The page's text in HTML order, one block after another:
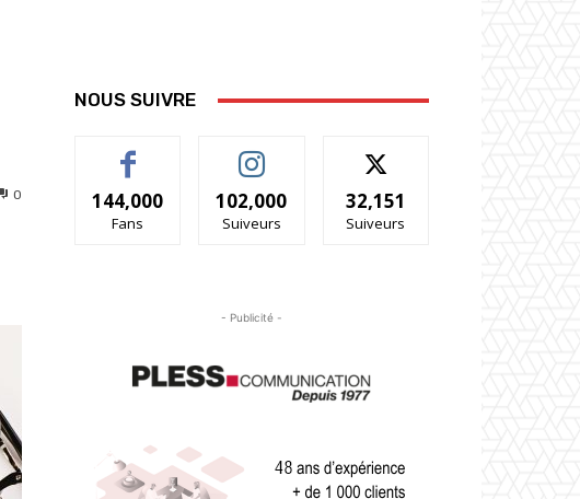
0
NOUS SUIVRE
144,000
Fans
102,000
Suiveurs
32,151
Suiveurs
- Publicité -